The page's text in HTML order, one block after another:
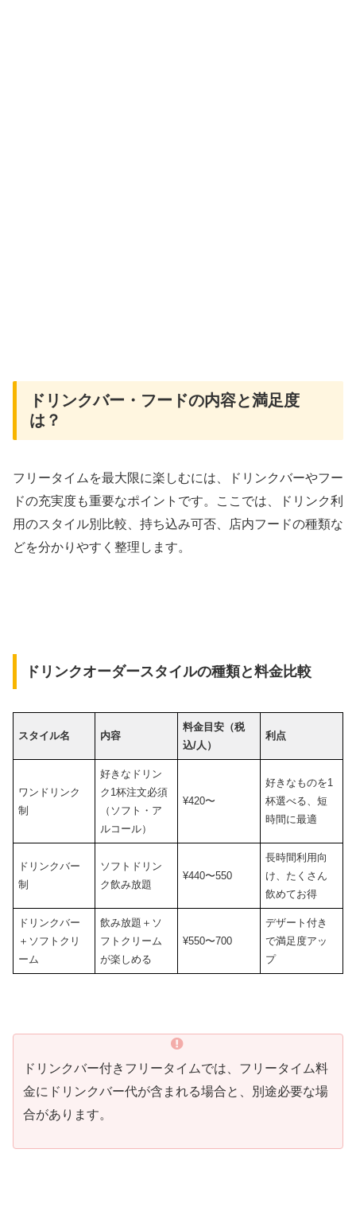
ドリンクバー・フードの内容と満足度
は？
フリータイムを最大限に楽しむには、ドリンクバーやフー
ドの充実度も重要なポイントです。ここでは、ドリンク利
用のスタイル別比較、持ち込み可否、店内フードの種類な
どを分かりやすく整理します。
ドリンクオーダースタイルの種類と料金比較
スタイル名 内容
料金目安（税
込/人）
利点
ワンドリンク
制
好きなドリン
ク1杯注文必須
（ソフト・ア
ルコール）
¥420〜
好きなものを1
杯選べる、短
時間に最適
ドリンクバー
制
ソフトドリン
ク飲み放題
¥440〜550
長時間利用向
け、たくさん
飲めてお得
ドリンクバー
＋ソフトクリ
ーム
飲み放題＋ソ
フトクリーム
が楽しめる
¥550〜700
デザート付き
で満足度アッ
プ
ドリンクバー付きフリータイムでは、フリータイム料
金にドリンクバー代が含まれる場合と、別途必要な場
合があります。